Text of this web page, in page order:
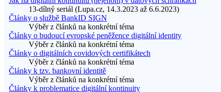
13-dílný seriál (Lupa.cz, 14.3.2023 až 6.6.2023)
Články o službě BankID SIGN
Výběr z článků na konkrétní téma
Články o budoucí evropské peněžence digitální identity
Výběr z článků na konkrétní téma
Články o digitálních covidových certifikátech
Výběr z článků na konkrétní téma
Články k tzv. bankovní identitě
Výběr z článků na konkrétní téma
Články k problematice digitální kontinuity